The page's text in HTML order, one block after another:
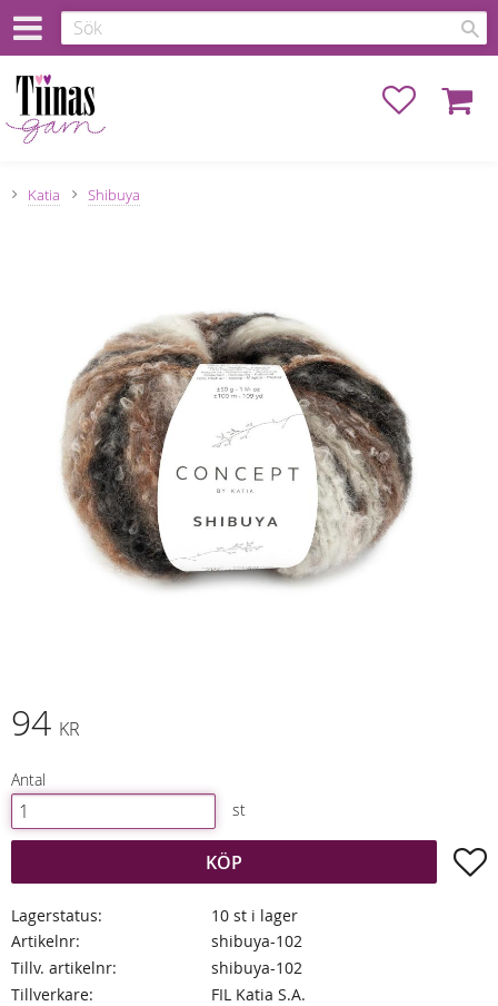
Favoriter
Katia Shibuya
94 KR
Antal
st
KÖP
Lagerstatus
10 st i lager
Artikelnr
shibuya-102
Tillv. artikelnr
shibuya-102
Tillverkare
FIL Katia S.A.